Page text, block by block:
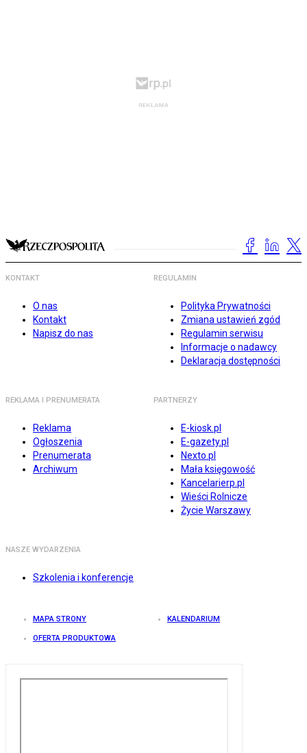
KONTAKT
O nas
Kontakt
Napisz do nas
REGULAMIN
Polityka Prywatności
Zmiana ustawień zgód
Regulamin serwisu
Informacje o nadawcy
Deklaracja dostępności
REKLAMA I PRENUMERATA
Reklama
Ogłoszenia
Prenumerata
Archiwum
PARTNERZY
E-kiosk.pl
E-gazety.pl
Nexto.pl
Mała księgowość
Kancelarierp.pl
Wieści Rolnicze
Życie Warszawy
NASZE WYDARZENIA
Szkolenia i konferencje
MAPA STRONY KALENDARIUM
OFERTA PRODUKTOWA